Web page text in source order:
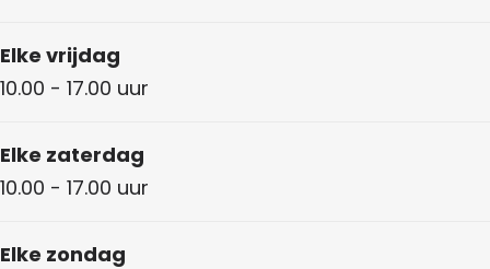
Elke vrijdag
10.00 - 17.00 uur
Elke zaterdag
10.00 - 17.00 uur
Elke zondag